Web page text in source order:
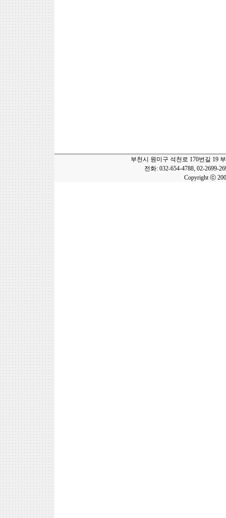
부천시 원미구 석천로 170번길 19
전화: 032-654-4788, 02-2699-
Copyright ⓒ